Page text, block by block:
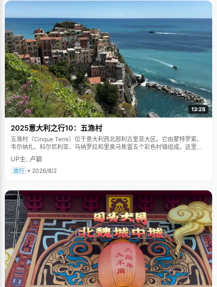
13:28
2025意大利之行10：五渔村
五渔村（Cinque Terre）位于意大利西北部利古里亚大区。它由蒙特罗索、
韦尔纳扎、科尔尼利亚、马纳罗拉和里奥马焦雷五个彩色村镇组成。这里依
山傍海，房屋色彩斑斓，1997年被列为世界文化遗产。
UP主: 卢颖
旅行 • 2026/8/2